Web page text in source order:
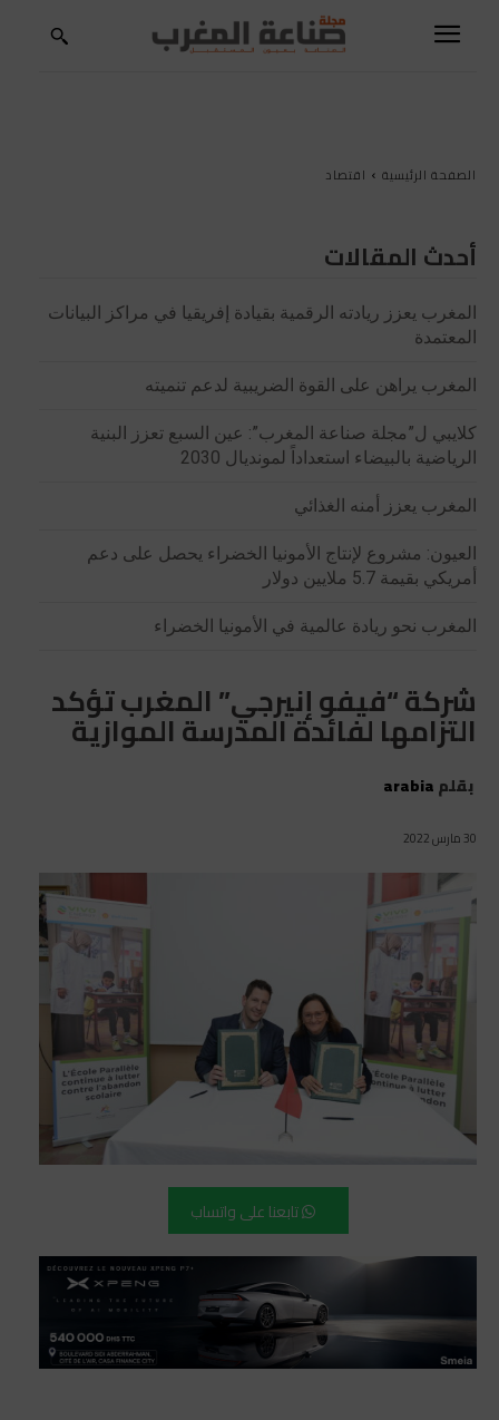
الصفحة الرئيسية اقتصاد
أحدث المقالات
المغرب يعزز ريادته الرقمية بقيادة إفريقيا في مراكز البيانات
المعتمدة
المغرب يراهن على القوة الضريبية لدعم تنميته
كلايبي ل”مجلة صناعة المغرب”: عين السبع تعزز البنية
الرياضية بالبيضاء استعداداً لمونديال 2030
المغرب يعزز أمنه الغذائي
العيون: مشروع لإنتاج الأمونيا الخضراء يحصل على دعم
أمريكي بقيمة 5.7 ملايين دولار
المغرب نحو ريادة عالمية في الأمونيا الخضراء
شركة “فيفو إنيرجي” المغرب تؤكد
التزامها لفائدة المدرسة الموازية
بقلمarabia
30 مارس 2022
تابعنا على واتساب